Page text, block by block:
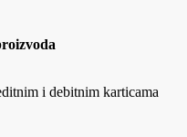
i debitnim karticama